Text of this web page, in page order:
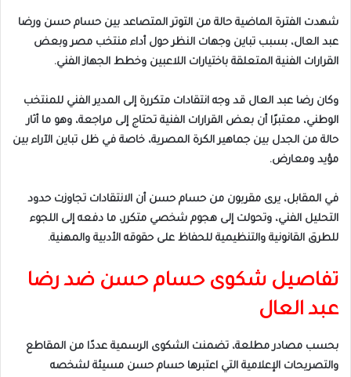
شهدت الفترة الماضية حالة من التوتر المتصاعد بين حسام حسن ورضا
عبد العال، بسبب تباين وجهات النظر حول أداء منتخب مصر وبعض
القرارات الفنية المتعلقة باختيارات اللاعبين وخطط الجهاز الفني.
وكان رضا عبد العال قد وجه انتقادات متكررة إلى المدير الفني للمنتخب
الوطني، معتبرًا أن بعض القرارات الفنية تحتاج إلى مراجعة، وهو ما أثار
حالة من الجدل بين جماهير الكرة المصرية، خاصة في ظل تباين الآراء بين
مؤيد ومعارض.
في المقابل، يرى مقربون من حسام حسن أن الانتقادات تجاوزت حدود
التحليل الفني، وتحولت إلى هجوم شخصي متكرر، ما دفعه إلى اللجوء
للطرق القانونية والتنظيمية للحفاظ على حقوقه الأدبية والمهنية.
تفاصيل شكوى حسام حسن ضد رضا
عبد العال
بحسب مصادر مطلعة، تضمنت الشكوى الرسمية عددًا من المقاطع
والتصريحات الإعلامية التي اعتبرها حسام حسن مسيئة لشخصه